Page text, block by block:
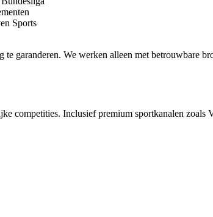
Sports
garanderen. We werken alleen met betrouwbare
competities. Inclusief premium sportkanalen